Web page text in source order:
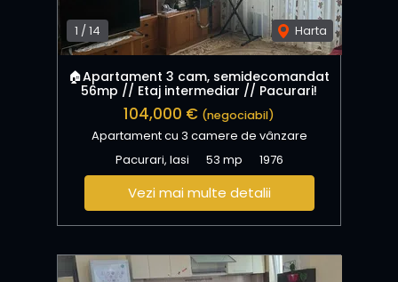
1 / 14 Harta
🏠Apartament 3 cam, semidecomandat
56mp // Etaj intermediar // Pacurari!
104,000 € (negociabil)
Apartament cu 3 camere de vânzare
Pacurari, Iasi
53 mp 1976
Vezi mai multe detalii